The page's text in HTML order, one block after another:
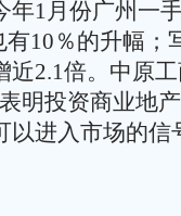
年1月份广州一
10％的升幅；
近2.1倍。中原
明投资商业地
以进入市场的信